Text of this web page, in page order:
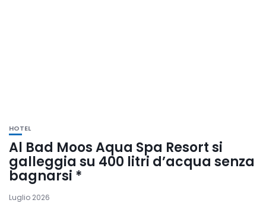
HOTEL
Al Bad Moos Aqua Spa Resort si
galleggia su 400 litri d’acqua senza
bagnarsi *
Luglio 2026